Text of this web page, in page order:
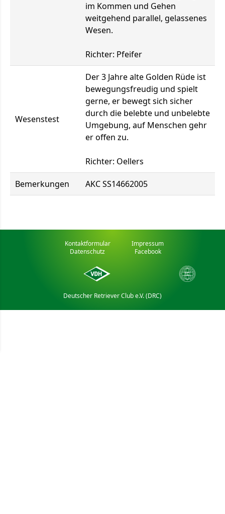
im Kommen und Gehen
weitgehend parallel, gelassenes
Wesen.
Richter: Pfeifer
Wesenstest
Der 3 Jahre alte Golden Rüde ist
bewegungsfreudig und spielt
gerne, er bewegt sich sicher
durch die belebte und unbelebte
Umgebung, auf Menschen gehr
er offen zu.
Richter: Oellers
Bemerkungen AKC SS14662005
Deutscher Retriever Club e.V. (DRC)
Kontaktformular
Impressum
Datenschutz
Facebook